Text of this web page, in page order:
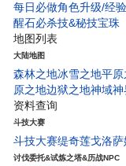
每日必做角色升级/经
醒石必杀技&秘技宝珠
地图列表
大陆地图
森林之地冰雪之地平原
原之地边狱之地神域神
资料查询
斗技大赛
斗技大赛缇奇莲戈洛萨
讨伐委托&试炼之塔&历战NPC